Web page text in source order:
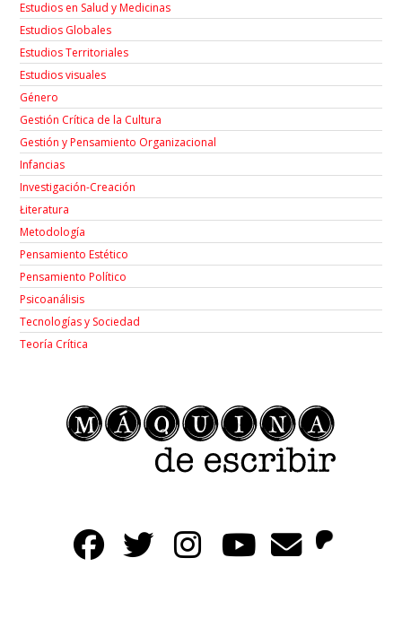
Estudios en Salud y Medicinas
Estudios Globales
Estudios Territoriales
Estudios visuales
Género
Gestión Crítica de la Cultura
Gestión y Pensamiento Organizacional
Infancias
Investigación-Creación
Łiteratura
Metodología
Pensamiento Estético
Pensamiento Político
Psicoanálisis
Tecnologías y Sociedad
Teoría Crítica